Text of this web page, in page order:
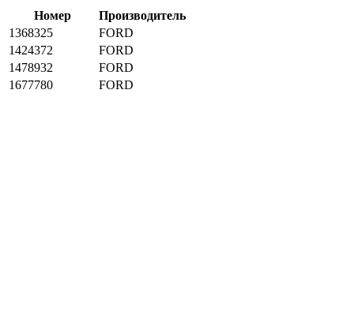
Номер
Производитель
1368325
FORD
1424372
FORD
1478932
FORD
1677780
FORD